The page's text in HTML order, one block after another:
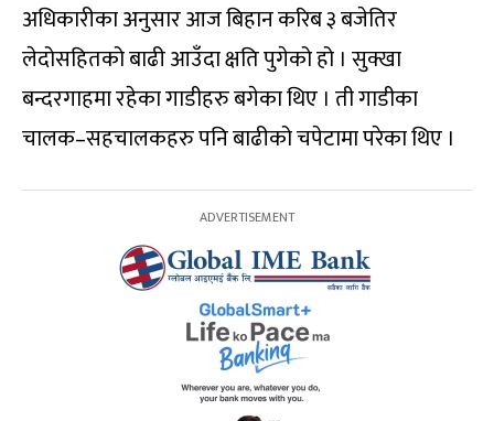
अधिकारीका अनुसार आज बिहान करिब ३ बजेतिर
लेदोसहितको बाढी आउँदा क्षति पुगेको हो । सुक्खा
बन्दरगाहमा रहेका गाडीहरु बगेका थिए । ती गाडीका
चालक–सहचालकहरु पनि बाढीको चपेटामा परेका थिए ।